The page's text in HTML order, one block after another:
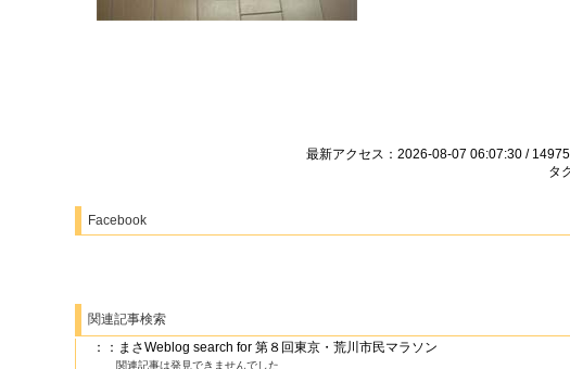
最新アクセス：2026-08-07 06:07:30 / 14975
タ
Facebook
関連記事検索
：：まさWeblog search for 第８回東京・荒川市民マラソン
関連記事は発見できませんでした